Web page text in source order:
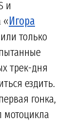
и
«Игора
только
трек-дня
ездить.
гонка,
мотоцикла